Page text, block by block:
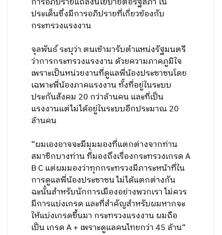
ประเด็นซึ่งมีการอภิปรายที่เกี่ยวข้องกับ
กระทรวงแรงงาน
จุลพันธ์ ระบุว่า ตนเข้ามารับตำแหน่งรัฐมนตรี
ว่าการกระทรวงแรงงาน ด้วยความภาคภูมิใจ
เพราะเป็นหน่วยงานที่ดูแลพี่น้องประชาชนโดย
เฉพาะพี่น้องภาคแรงงาน ทั้งที่อยู่ในระบบ
ประกันสังคม 20 กว่าล้านคน และที่เป็น
แรงงานแต่ไม่ได้อยู่ในระบบอีกประมาณ 20
ล้านคน
“ผมเองอาจจะมีมุมมองที่แตกต่างจากท่าน
สมาชิกบางท่าน ที่มองถึงเรื่องกระทรวงเกรด A
B C แต่ผมมองว่าทุกกระทรวงมีภาระหน้าที่ใน
การดูแลพี่น้องประชาชน ไม่ได้แตกต่างกัน
ฉะนั้นสำหรับนักการเมืองอย่างพวกเรา ไม่ควร
มีการแบ่งเกรด และที่สำคัญสำหรับผมหากจะ
ให้แบ่งเกรดขึ้นมา กระทรวงแรงงาน ผมถือ
เป็น เกรด A + เพราะดูแลคนไทยกว่า 45 ล้าน“